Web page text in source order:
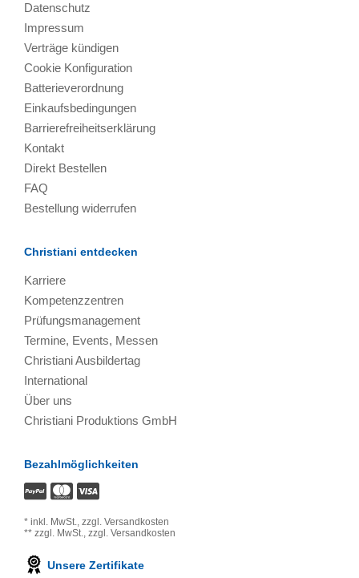
Datenschutz
Impressum
Verträge kündigen
Cookie Konfiguration
Batterieverordnung
Einkaufsbedingungen
Barrierefreiheitserklärung
Kontakt
Direkt Bestellen
FAQ
Bestellung widerrufen
Christiani entdecken
Karriere
Kompetenzzentren
Prüfungsmanagement
Termine, Events, Messen
Christiani Ausbildertag
International
Über uns
Christiani Produktions GmbH
Bezahlmöglichkeiten
* inkl. MwSt., zzgl. Versandkosten
** zzgl. MwSt., zzgl. Versandkosten
Unsere Zertifikate